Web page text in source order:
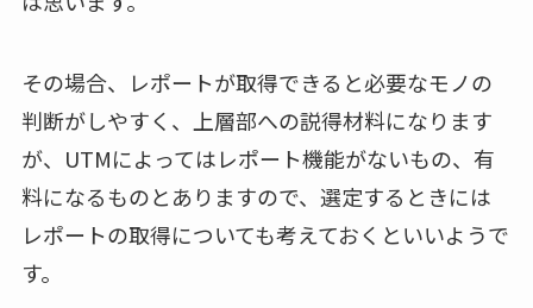
その場合、レポートが取得できると必要なモノの
判断がしやすく、上層部への説得材料になります
が、UTMによってはレポート機能がないもの、有
料になるものとありますので、選定するときには
レポートの取得についても考えておくといいようで
す。